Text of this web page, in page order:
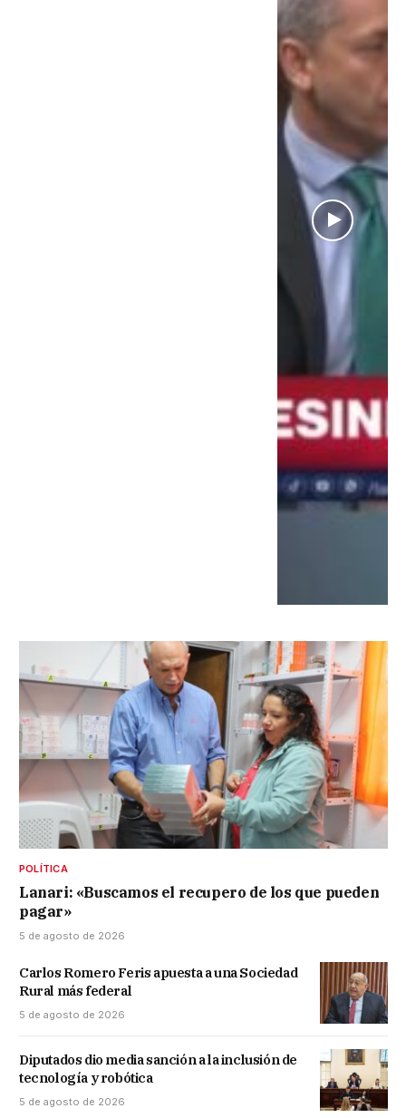
POLÍTICA
Lanari: «Buscamos el recupero de los que pueden
pagar»
5 de agosto de 2026
Carlos Romero Feris apuesta a una Sociedad
Rural más federal
5 de agosto de 2026
Diputados dio media sanción a la inclusión de
tecnología y robótica
5 de agosto de 2026